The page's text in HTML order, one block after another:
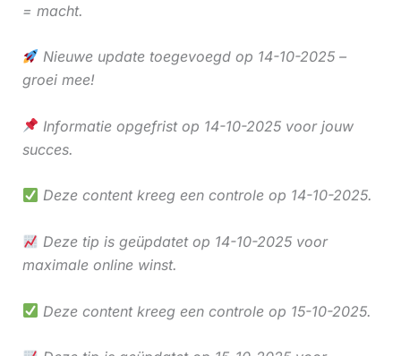
= macht.
Nieuwe update toegevoegd op 14-10-2025 –
groei mee!
Informatie opgefrist op 14-10-2025 voor jouw
succes.
Deze content kreeg een controle op 14-10-2025.
Deze tip is geüpdatet op 14-10-2025 voor
maximale online winst.
Deze content kreeg een controle op 15-10-2025.